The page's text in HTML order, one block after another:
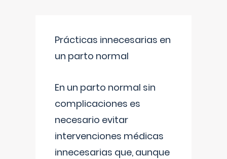
Prácticas innecesarias en
un parto normal
En un parto normal sin
complicaciones es
necesario evitar
intervenciones médicas
innecesarias que, aunque